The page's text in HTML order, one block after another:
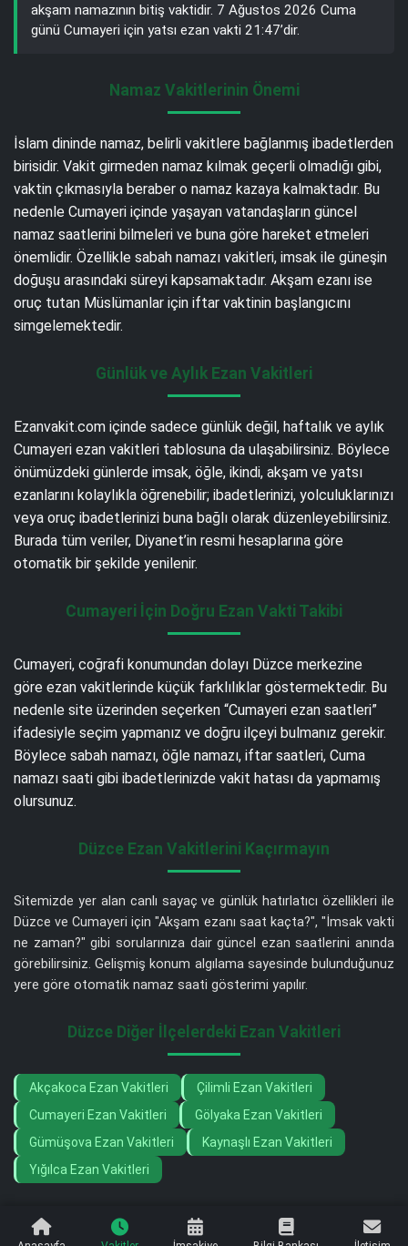
akşam namazının bitiş vaktidir. 7 Ağustos 2026 Cuma
günü Cumayeri için yatsı ezan vakti 21:47’dir.
Namaz Vakitlerinin Önemi
İslam dininde namaz, belirli vakitlere bağlanmış ibadetlerden
birisidir. Vakit girmeden namaz kılmak geçerli olmadığı gibi,
vaktin çıkmasıyla beraber o namaz kazaya kalmaktadır. Bu
nedenle Cumayeri içinde yaşayan vatandaşların güncel
namaz saatlerini bilmeleri ve buna göre hareket etmeleri
önemlidir. Özellikle sabah namazı vakitleri, imsak ile güneşin
doğuşu arasındaki süreyi kapsamaktadır. Akşam ezanı ise
oruç tutan Müslümanlar için iftar vaktinin başlangıcını
simgelemektedir.
Günlük ve Aylık Ezan Vakitleri
Ezanvakit.com içinde sadece günlük değil, haftalık ve aylık
Cumayeri ezan vakitleri tablosuna da ulaşabilirsiniz. Böylece
önümüzdeki günlerde imsak, öğle, ikindi, akşam ve yatsı
ezanlarını kolaylıkla öğrenebilir; ibadetlerinizi, yolculuklarınızı
veya oruç ibadetlerinizi buna bağlı olarak düzenleyebilirsiniz.
Burada tüm veriler, Diyanet’in resmi hesaplarına göre
otomatik bir şekilde yenilenir.
Cumayeri İçin Doğru Ezan Vakti Takibi
Cumayeri, coğrafi konumundan dolayı Düzce merkezine
göre ezan vakitlerinde küçük farklılıklar göstermektedir. Bu
nedenle site üzerinden seçerken “Cumayeri ezan saatleri”
ifadesiyle seçim yapmanız ve doğru ilçeyi bulmanız gerekir.
Böylece sabah namazı, öğle namazı, iftar saatleri, Cuma
namazı saati gibi ibadetlerinizde vakit hatası da yapmamış
olursunuz.
Düzce Ezan Vakitlerini Kaçırmayın
Sitemizde yer alan canlı sayaç ve günlük hatırlatıcı özellikleri ile
Düzce ve Cumayeri için "Akşam ezanı saat kaçta?", "İmsak vakti
ne zaman?" gibi sorularınıza dair güncel ezan saatlerini anında
görebilirsiniz. Gelişmiş konum algılama sayesinde bulunduğunuz
yere göre otomatik namaz saati gösterimi yapılır.
Düzce Diğer İlçelerdeki Ezan Vakitleri
Akçakoca Ezan Vakitleri
Çilimli Ezan Vakitleri
Cumayeri Ezan Vakitleri
Gölyaka Ezan Vakitleri
Gümüşova Ezan Vakitleri
Kaynaşlı Ezan Vakitleri
Yığılca Ezan Vakitleri